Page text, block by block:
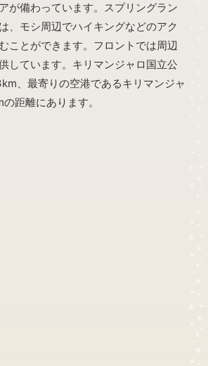
が備わっています。スプリングラン
、モシ周辺でハイキングなどのアク
ことができます。フロントでは周辺
しています。キリマンジャロ国立公
、最寄りの空港であるキリマンジャ
距離にあります。